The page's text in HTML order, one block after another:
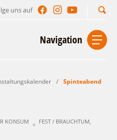
uns auf
Navigation
/ Spinteabend
KONSUM FEST / BRAUCHTUM,